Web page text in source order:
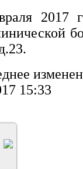
2017
15:33